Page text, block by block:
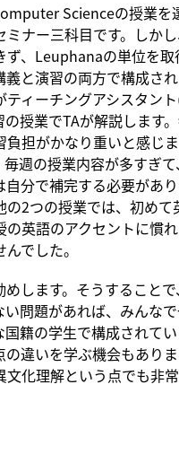
Scienceの授業を
ナー三科目です。しか
、Leuphanaの単位を
と演習の両方で構成さ
ィーチングアシスタン
授業でTAが解説します
担がかなり重いと感じ
週の授業内容が多すぎ
分で補完する必要があ
2つの授業では、初めて
英語のアクセントに慣
でした。
します。そうすること
問題があれば、みんな
籍の学生で構成されて
違いを学ぶ機会もあり
化理解という点でも非